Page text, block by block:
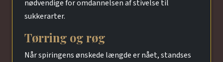
nødvendige for omdannelsen af stivelse til
sukkerarter.
Tørring og røg
Når spiringens ønskede længde er nået, standses